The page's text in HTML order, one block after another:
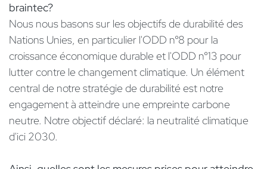
braintec?
Nous nous basons sur les objectifs de durabilité des
Nations Unies, en particulier l'ODD n°8 pour la
croissance économique durable et l'ODD n°13 pour
lutter contre le changement climatique. Un élément
central de notre stratégie de durabilité est notre
engagement à atteindre une empreinte carbone
neutre. Notre objectif déclaré: la neutralité climatique
d'ici 2030.